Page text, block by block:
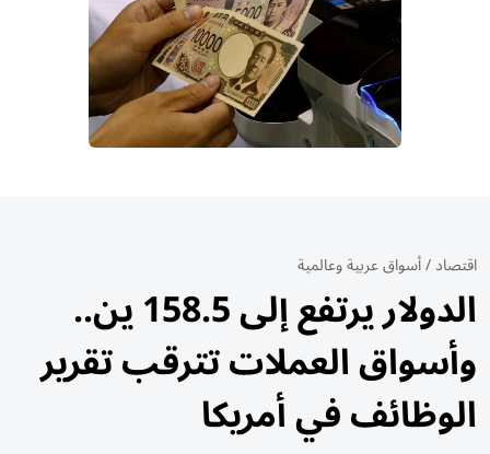
اقتصاد/أسواق عربية وعالمية
الدولار يرتفع إلى 158.5 ين..
وأسواق العملات تترقب تقرير
الوظائف في أمريكا